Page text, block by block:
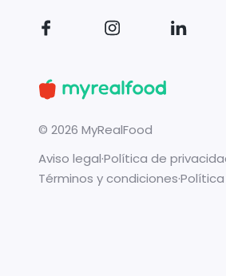
© 2026 MyRealFood
Aviso legal·Política de
Términos y condiciones·